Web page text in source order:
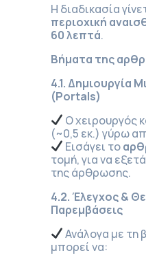
Η διαδικασία
περιοχική
60 λεπτά.
Βήματα της
4.1. Δημιουργία
(Portals)
Ο χειρουργός
(~0,5 εκ.) γύρω
Εισάγει το
τομή, για να
της άρθρωσης.
4.2. Έλεγχος &
Παρεμβάσεις
Ανάλογα με τη
μπορεί να: